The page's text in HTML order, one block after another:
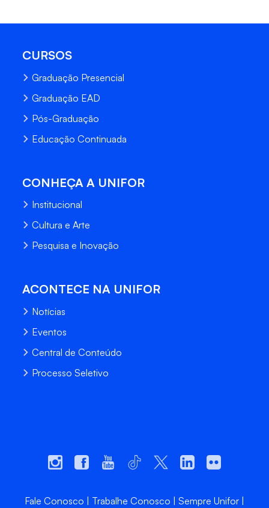
CURSOS
Graduação Presencial
Graduação EAD
Pós-Graduação
Educação Continuada
CONHEÇA A UNIFOR
Institucional
Cultura e Arte
Pesquisa e Inovação
ACONTECE NA UNIFOR
Notícias
Eventos
Central de Conteúdo
Processo Seletivo
Fale Conosco Trabalhe Conosco
Sempre Unifor